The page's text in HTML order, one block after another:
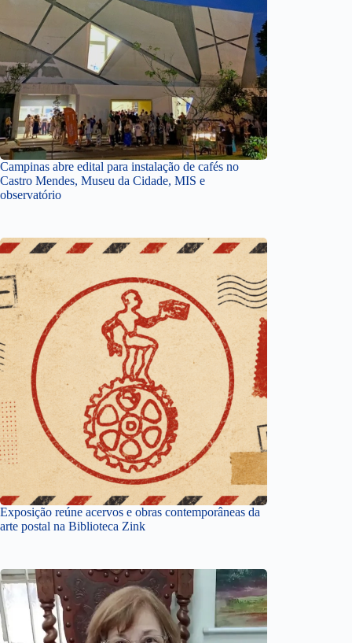
Campinas abre edital para instalação de cafés no
Castro Mendes, Museu da Cidade, MIS e
observatório
Exposição reúne acervos e obras contemporâneas da
arte postal na Biblioteca Zink